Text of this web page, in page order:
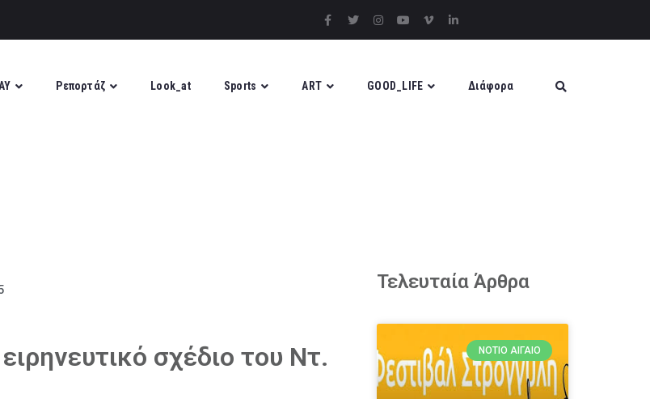
Ρεπορτάζ Look_at Sports ART GOOD_LIFE Διάφορα
σχέδιο του Ντ.
Τελευταία Άρθρα
ΝΌΤΙΟ ΑΙΓΑΊΟ